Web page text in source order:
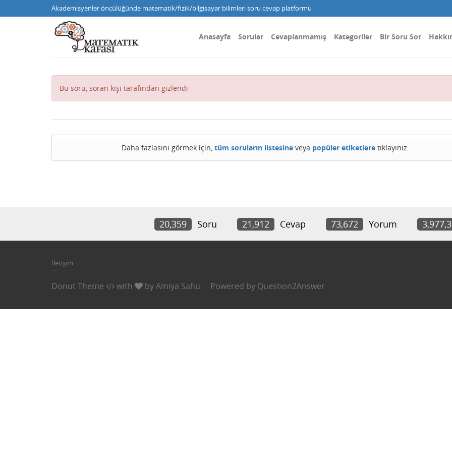
Akademisyenler öncülüğünde matematik/fizik/bilgisayar bilimleri soru cevap platformu
Anasayfa Sorular Cevaplanmamış Kategoriler Bir Soru Sor
Bu soru, soran kişi tarafından gizlendi
Daha fazlasını görmek için, tüm soruların listesineveya popüler etiketleretıklayınız.
20,359 Soru 21,912 Cevap 73,672 Yorum
İletişim
Donut Theme with byAmiya Sahu Powered by Question2Answer